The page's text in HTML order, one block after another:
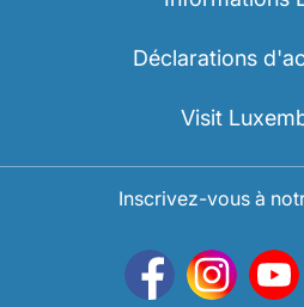
Déclarations
Visit
Inscrivez-vous à